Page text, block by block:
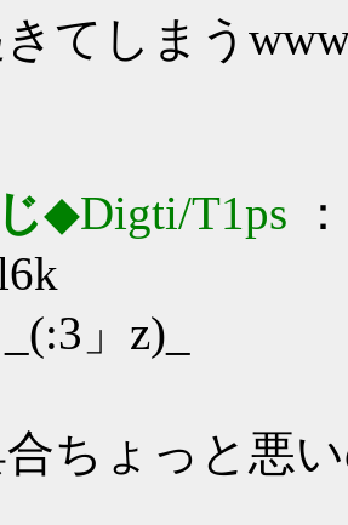
てしまう
◆Digti/T1ps
」z)_
合ちょっと悪